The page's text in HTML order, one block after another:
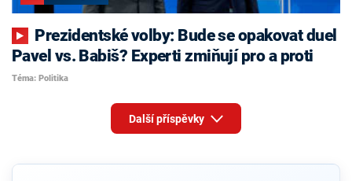
Pavel vs. Babiš? Experti zmiňují pro a proti
Téma: Politika
Další příspěvky